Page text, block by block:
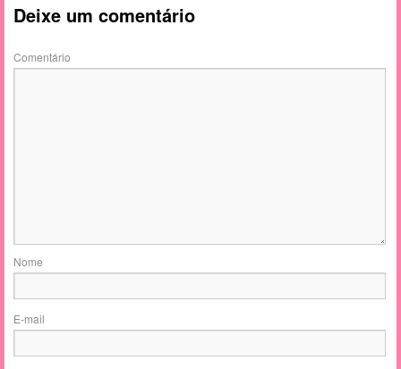
Deixe um comentário
Comentário
Nome
E-mail